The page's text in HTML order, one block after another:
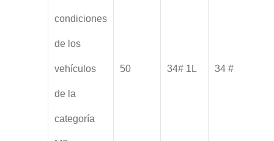
condiciones
de los
vehículos
de la
categoría
50 34# 1L 34 #